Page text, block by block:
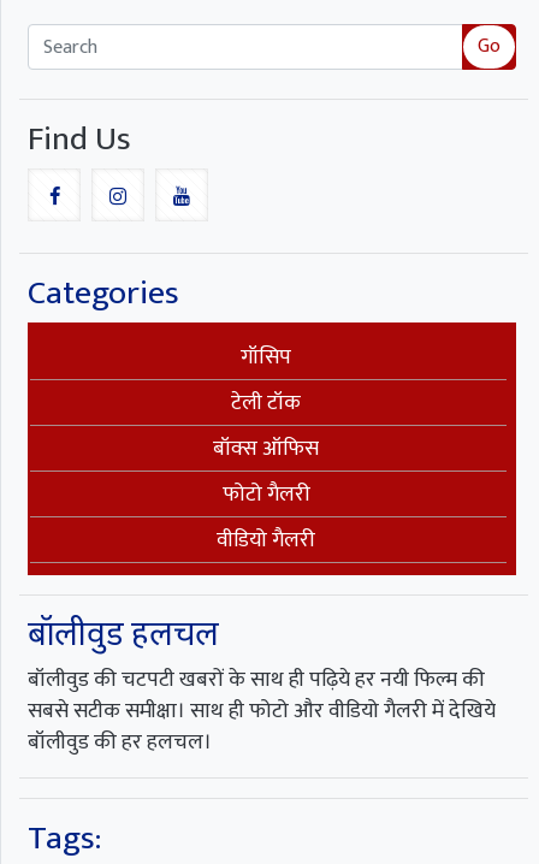
Go
Find Us
Categories
गॉसिप
टेली टॉक
बॉक्स ऑफिस
फोटो गैलरी
वीडियो गैलरी
बॉलीवुड हलचल
बॉलीवुड की चटपटी खबरों के साथ ही पढ़िये हर नयी फिल्म की
सबसे सटीक समीक्षा। साथ ही फोटो और वीडियो गैलरी में देखिये
बॉलीवुड की हर हलचल।
Tags: